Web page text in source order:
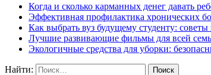
Когда и сколько карманных денег давать
Эффективная профилактика хронических
Как выбрать вуз будущему студенту:
Лучшие развивающие фильмы для всей
Экологичные средства для уборки:
Найти: